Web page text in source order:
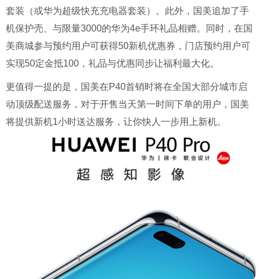
套装（或华为超级快充充电器套装）。此外，国美追加了手
机保护壳、与限量3000的华为4e手环礼品相赠。同时，在国
美商城参与预约用户可获得50新机优惠券，门店预约用户可
实现50定金抵100，礼品与优惠同步让福利最大化。
更值得一提的是，国美在P40首销时将在全国大部分城市启
动顶级配送服务，对于开售当天第一时间下单的用户，国美
将提供新机1小时送达服务，让你快人一步用上新机。